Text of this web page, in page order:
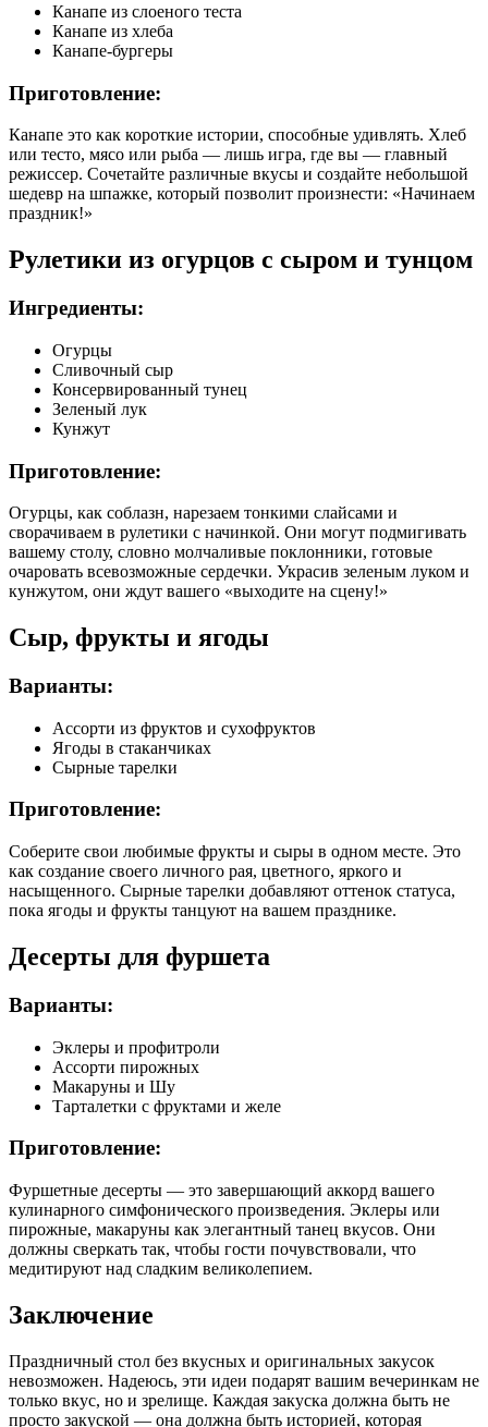
Канапе из слоеного теста
Канапе из хлеба
Канапе-бургеры
Приготовление:
Канапе это как короткие истории, способные удивлять. Хлеб
или тесто, мясо или рыба — лишь игра, где вы — главный
режиссер. Сочетайте различные вкусы и создайте небольшой
шедевр на шпажке, который позволит произнести: «Начинаем
праздник!»
Рулетики из огурцов с сыром и тунцом
Ингредиенты:
Огурцы
Сливочный сыр
Консервированный тунец
Зеленый лук
Кунжут
Приготовление:
Огурцы, как соблазн, нарезаем тонкими слайсами и
сворачиваем в рулетики с начинкой. Они могут подмигивать
вашему столу, словно молчаливые поклонники, готовые
очаровать всевозможные сердечки. Украсив зеленым луком и
кунжутом, они ждут вашего «выходите на сцену!»
Сыр, фрукты и ягоды
Варианты:
Ассорти из фруктов и сухофруктов
Ягоды в стаканчиках
Сырные тарелки
Приготовление:
Соберите свои любимые фрукты и сыры в одном месте. Это
как создание своего личного рая, цветного, яркого и
насыщенного. Сырные тарелки добавляют оттенок статуса,
пока ягоды и фрукты танцуют на вашем празднике.
Десерты для фуршета
Варианты:
Эклеры и профитроли
Ассорти пирожных
Макаруны и Шу
Тарталетки с фруктами и желе
Приготовление:
Фуршетные десерты — это завершающий аккорд вашего
кулинарного симфонического произведения. Эклеры или
пирожные, макаруны как элегантный танец вкусов. Они
должны сверкать так, чтобы гости почувствовали, что
медитируют над сладким великолепием.
Заключение
Праздничный стол без вкусных и оригинальных закусок
невозможен. Надеюсь, эти идеи подарят вашим вечеринкам не
только вкус, но и зрелище. Каждая закуска должна быть не
просто закуской — она должна быть историей, которая